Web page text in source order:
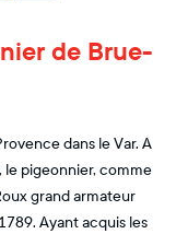
de Brue-
dans le Var. A
le pigeonnier, comme
grand armateur
Ayant acquis les